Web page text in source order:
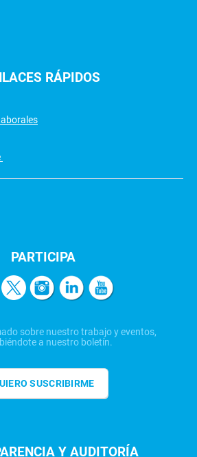
RÁPIDOS
PARTICIPA
sobre nuestro trabajo y eventos,
a nuestro boletín.
SUSCRIBIRME
Y AUDITORÍA